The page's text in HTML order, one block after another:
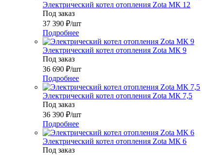
Электрический котел отопления Zota МК 12
Под заказ
37 390 ₽/шт
Подробнее
Электрический котел отопления Zota МК 9
Под заказ
36 690 ₽/шт
Подробнее
Электрический котел отопления Zota МК 7,5
Под заказ
36 390 ₽/шт
Подробнее
Электрический котел отопления Zota МК 6
Под заказ